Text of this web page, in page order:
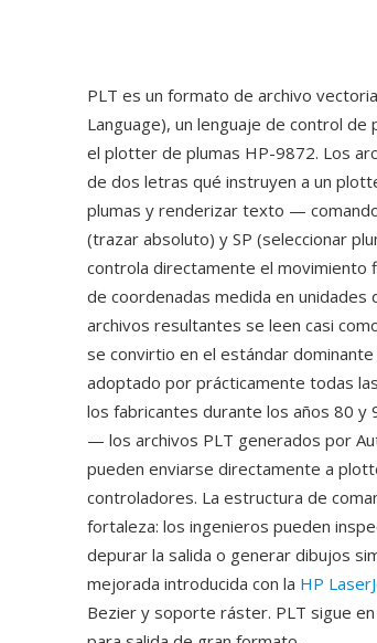
PLT es un formato de archivo
Language), un lenguaje de control
el plotter de plumas HP-9872. Los
de dos letras qué instruyen a un
plumas y renderizar texto —
(trazar absoluto) y SP (seleccionar
controla directamente el movimiento
de coordenadas medida en
archivos resultantes se leen casi
se convirtio en el estándar
adoptado por prácticamente todas
los fabricantes durante los años 80 y
— los archivos PLT generados por
pueden enviarse directamente a
controladores. La estructura de
fortaleza: los ingenieros pueden
depurar la salida o generar dibujos
mejorada introducida con la HP
Bezier y soporte ráster. PLT sigue